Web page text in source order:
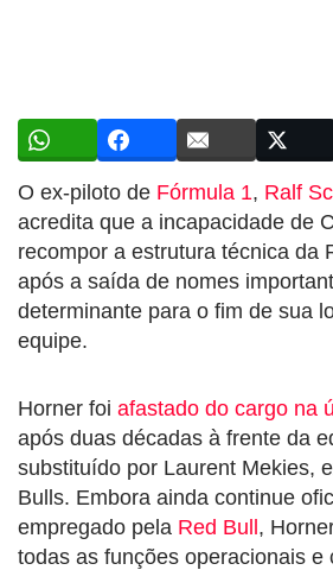
O ex-piloto de Fórmula 1, Ralf
acredita que a incapacidade de
recompor a estrutura técnica da
após a saída de nomes
determinante para o fim de sua
equipe.
Horner foi afastado do cargo na
após duas décadas à frente da
substituído por Laurent Mekies,
Bulls. Embora ainda continue
empregado pela Red Bull,
todas as funções operacionais e